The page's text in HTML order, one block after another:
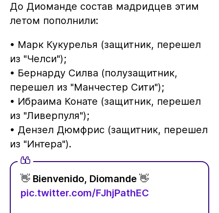
До Диоманде состав мадридцев этим
летом пополнили:
• Марк Кукурелья (защитник, перешел
из "Челси");
• Бернарду Силва (полузащитник,
перешел из "Манчестер Сити");
• Ибраима Конате (защитник, перешел
из "Ливерпуля");
• Дензел Дюмфрис (защитник, перешел
из "Интера").
👋 Bienvenido, Diomande 👋
pic.twitter.com/FJhjPathEC